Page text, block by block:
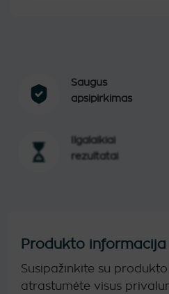
Saugus
apsipirkimas
Ilgalaikiai
rezultatai
Produkto
Susipažinkite su
atrastumėte visus